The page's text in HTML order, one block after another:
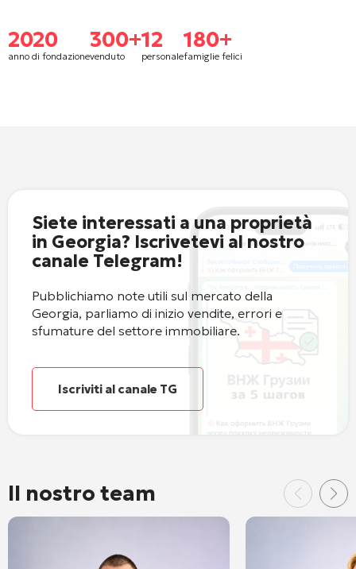
2020
anno di fondazione
300+
venduto
12
personale
180+
famiglie felici
Siete interessati a una proprietà
in Georgia? Iscrivetevi al nostro
canale Telegram!
Pubblichiamo note utili sul mercato della
Georgia, parliamo di inizio vendite, errori e
sfumature del settore immobiliare.
Iscriviti al canale TG
Il nostro team